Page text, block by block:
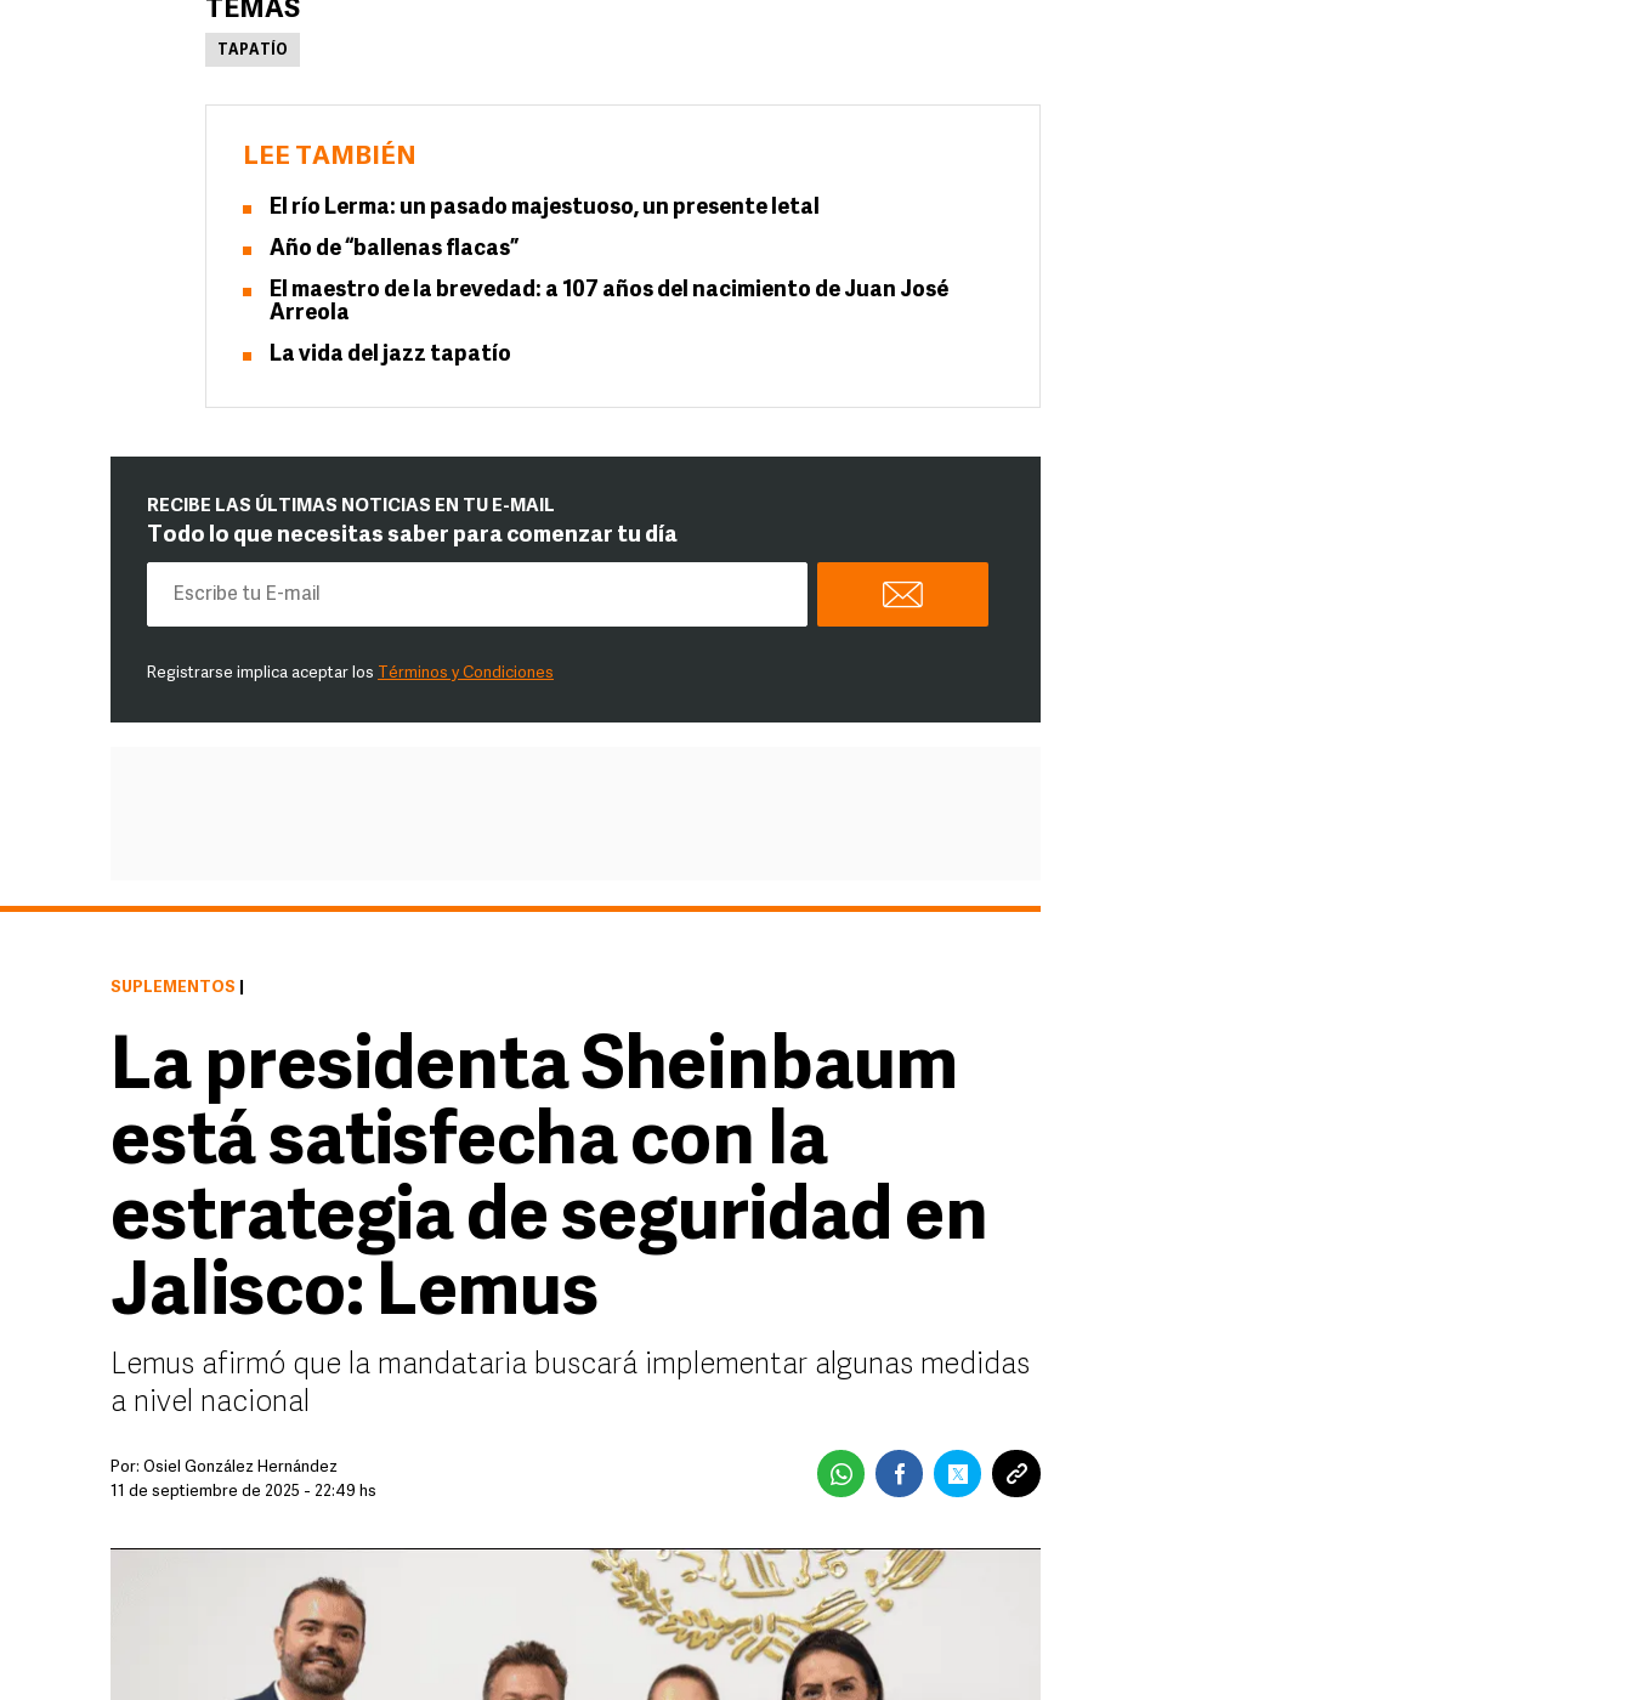
TEMAS
TAPATÍO
LEE TAMBIÉN
El río Lerma: un pasado majestuoso, un presente letal
Año de “ballenas flacas”
El maestro de la brevedad: a 107 años del nacimiento de Juan José
Arreola
La vida del jazz tapatío
RECIBE LAS ÚLTIMAS NOTICIAS EN TU E-MAIL
Todo lo que necesitas saber para comenzar tu día
Registrarse implica aceptar los Términos y Condiciones
SUPLEMENTOS
La presidenta Sheinbaum
está satisfecha con la
estrategia de seguridad en
Jalisco: Lemus
Lemus afirmó que la mandataria buscará implementar algunas medidas
a nivel nacional
Por: Osiel González Hernández
11 de septiembre de 2025 - 22:49 hs